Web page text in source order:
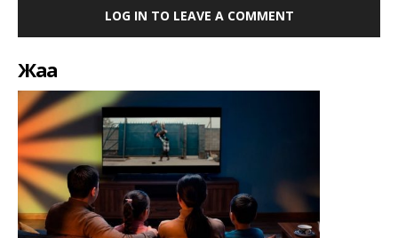
LOG IN TO LEAVE A COMMENT
Жаңа